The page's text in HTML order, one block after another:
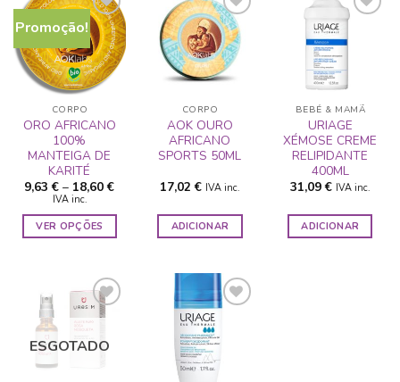
Promoção!
ADICIONAR
A LISTA DE
DESEJOS
CORPO
ORO AFRICANO
100%
MANTEIGA DE
KARITÉ
9,63€ – 18,60€Price
through
18,60 €
IVA inc.
VER OPÇÕES
multiple
variants.
The
ADICIONAR
A LISTA DE
CORPO
AOK OURO
AFRICANO
SPORTS 50ML
17,02€ IVA inc.
ADICIONAR
ADICIONAR
A LISTA DE
DESEJOS
BEBÉ & MAMÃ
URIAGE
XÉMOSE CREME
RELIPIDANTE
400ML
31,09€ IVA inc.
ADICIONAR
ADICIONAR
A LISTA DE
ESGOTADO
ADICIONAR
A LISTA DE